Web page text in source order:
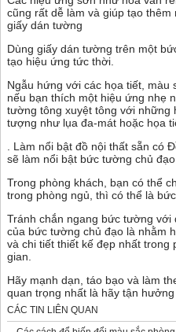
cũng rất dễ làm và giúp tạo
giấy dán tường
Dùng giấy dán tường trên một
tạo hiệu ứng tức thời.
Ngẫu hứng với các họa tiết, màu
nếu bạn thích một hiệu ứng nhẹ
tường tông xuyệt tông với những
tượng như lụa đa-mát hoặc họa
. Làm nổi bật đồ nội thất sẵn có
sẽ làm nổi bật bức tường chủ
Trong phòng khách, bạn có thể
trong phòng ngủ, thì có thể là
Tránh chắn ngang bức tường với
của bức tường chủ đạo là nhằm
và chi tiết thiết kế đẹp nhất trong
gian.
Hãy mạnh dạn, táo bạo và làm
quan trọng nhất là hãy tận
CÁC TIN LIÊN QUAN